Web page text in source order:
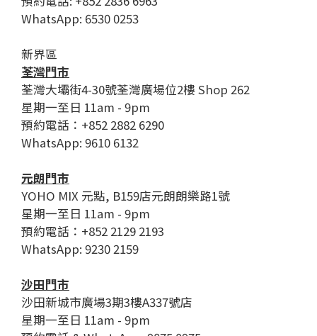
WhatsApp: 6530 0253
新界區
荃灣門市
荃灣大壩街4-30號荃灣廣場位2樓 Shop 262
星期一至日 11am - 9pm
預約電話：+852 2882 6290
WhatsApp: 9610 6132
元朗門市
YOHO MIX 元點, B159店元朗朗樂路1號
星期一至日 11am - 9pm
預約電話：+852 2129 2193
WhatsApp: 9230 2159
沙田門市
沙田新城市廣場3期3樓A337號店
星期一至日 11am - 9pm